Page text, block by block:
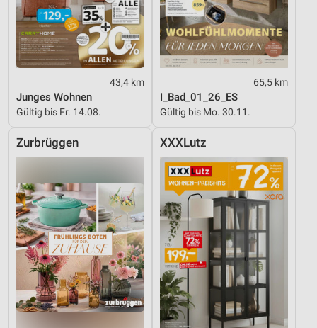
43,4 km
Junges Wohnen
Gültig bis Fr. 14.08.
65,5 km
I_Bad_01_26_ES
Gültig bis Mo. 30.11.
Zurbrüggen XXXLutz